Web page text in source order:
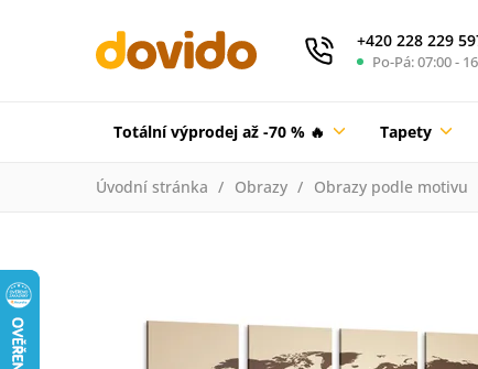
+420 228 229
Po-Pá: 07:00 -
Totální výprodej až -70 % 🔥 Tapety
Úvodní stránka Obrazy Obrazy podle motivu